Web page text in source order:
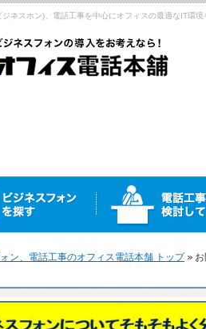
ジネスホン)、電話工事を中心にオフィスの最適なIT環境
ン、電話工事のオフィス電話本舗 トップ